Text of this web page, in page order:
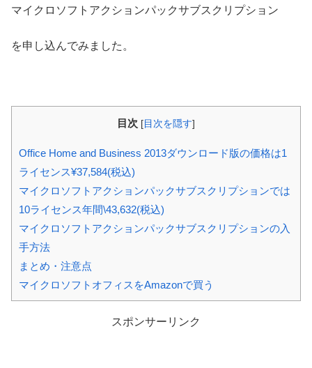
マイクロソフトアクションパックサブスクリプション
を申し込んでみました。
目次 [ 目次を隠す]
Office Home and Business 2013ダウンロード版の価格は1
ライセンス¥37,584(税込)
マイクロソフトアクションパックサブスクリプションでは
10ライセンス年間\43,632(税込)
マイクロソフトアクションパックサブスクリプションの入
手方法
まとめ・注意点
マイクロソフトオフィスをAmazonで買う
スポンサーリンク